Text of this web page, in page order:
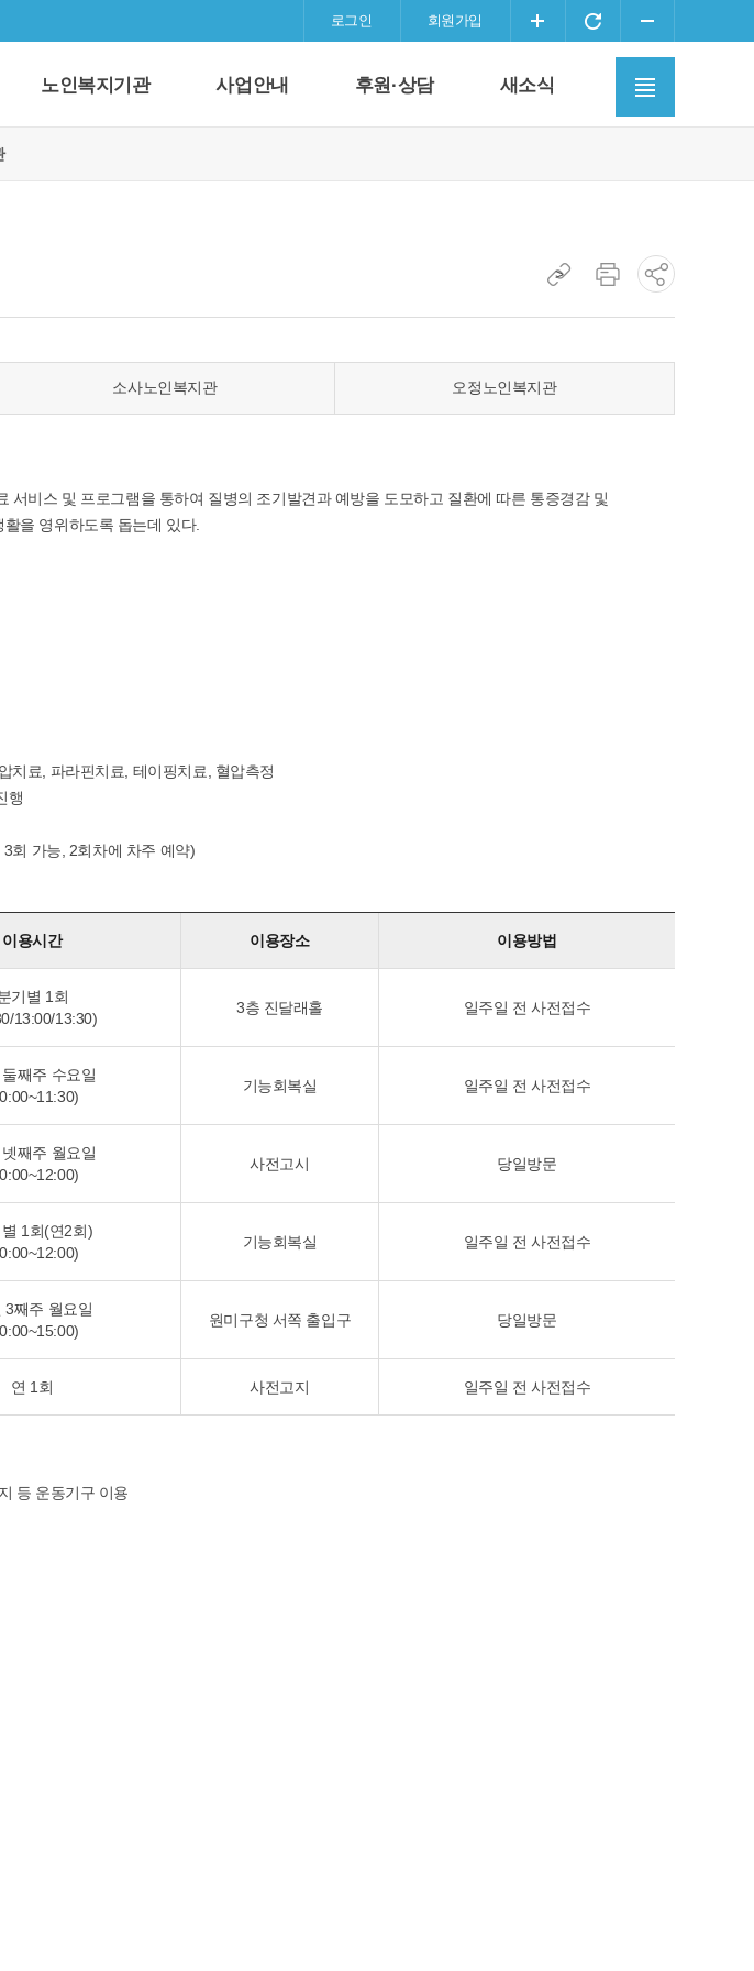
로그인 회원가입
화
면
화
면
화
화
면
소
노인복지기관 사업안내 후원·상담 새소식
트
>현
현
이
인
소
트
크
소사노인복지관 오정노인복지관
서비스 및 프로그램을 통하여 질병의 조기발견과 예방을 도모하고 질환에 따른 통증경감 및
을 영위하도록 돕는데 있다.
치료, 파라핀치료, 테이핑치료, 혈압측정
행
회 가능, 2회차에 차주 예약)
이용시간 이용장소 이용방법
기별 1회
13:00/13:30)
3층 진달래홀 일주일 전 사전접수
째주 수요일
기능회복실 일주일 전 사전접수
째주 월요일
사전고시 당일방문
1회(연2회)
기능회복실 일주일 전 사전접수
3째주 월요일
원미구청 서쪽 출입구 당일방문
연 1회 사전고지 일주일 전 사전접수
등 운동기구 이용